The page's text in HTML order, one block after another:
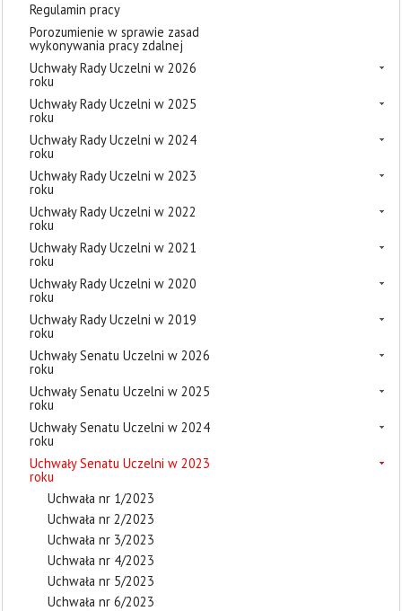
Regulamin pracy
Porozumienie w sprawie zasad
wykonywania pracy zdalnej
Uchwały Rady Uczelni w 2026
roku
Uchwały Rady Uczelni w 2025
roku
Uchwały Rady Uczelni w 2024
roku
Uchwały Rady Uczelni w 2023
roku
Uchwały Rady Uczelni w 2022
roku
Uchwały Rady Uczelni w 2021
roku
Uchwały Rady Uczelni w 2020
roku
Uchwały Rady Uczelni w 2019
roku
Uchwały Senatu Uczelni w 2026
roku
Uchwały Senatu Uczelni w 2025
roku
Uchwały Senatu Uczelni w 2024
roku
Uchwały Senatu Uczelni w 2023
roku
Uchwała nr 1/2023
Uchwała nr 2/2023
Uchwała nr 3/2023
Uchwała nr 4/2023
Uchwała nr 5/2023
Uchwała nr 6/2023